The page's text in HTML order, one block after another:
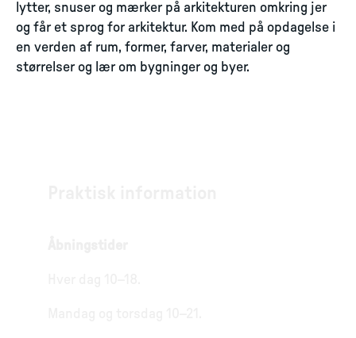
lytter, snuser og mærker på arkitekturen omkring jer
og får et sprog for arkitektur. Kom med på opdagelse i
en verden af rum, former, farver, materialer og
størrelser og lær om bygninger og byer.